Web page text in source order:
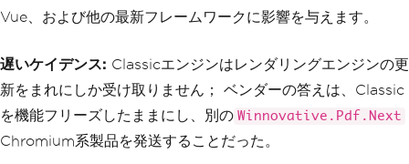
Vue、および他の最新フレームワークに影響を与えます。
遅いケイデンス: Classicエンジンはレンダリングエンジンの更
新をまれにしか受け取りません； ベンダーの答えは、Classic
を機能フリーズしたままにし、別の Winnovative.Pdf.Next
Chromium系製品を発送することだった。